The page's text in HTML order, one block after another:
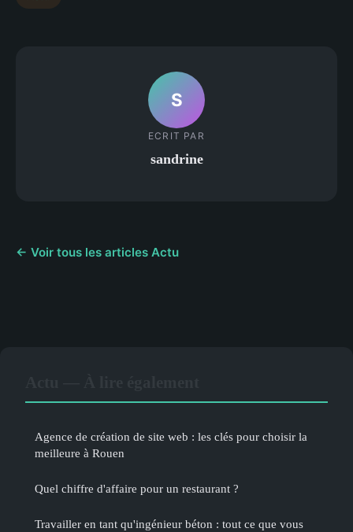
S
ECRIT PAR
sandrine
← Voir tous les articles Actu
Agence de création de site web : les clés pour choisir la
meilleure à Rouen
Quel chiffre d'affaire pour un restaurant ?
Travailler en tant qu'ingénieur béton : tout ce que vous